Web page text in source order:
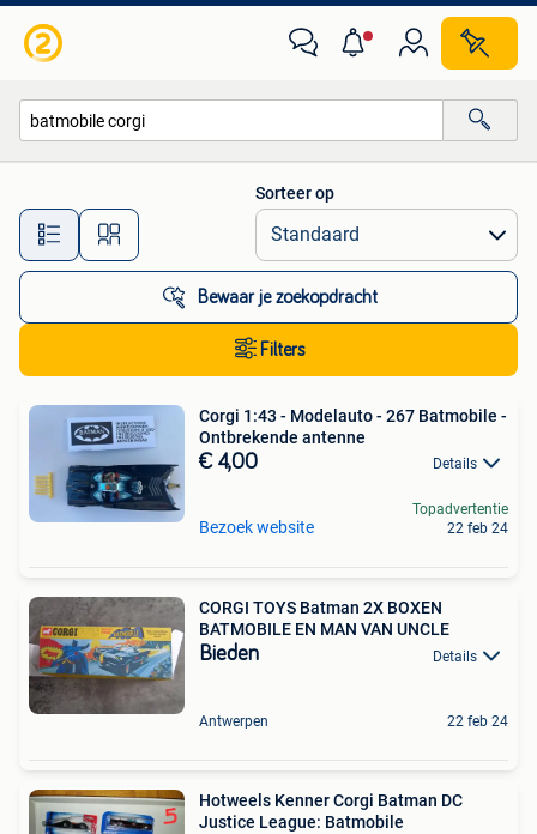
Alle afstanden…
Sorteer op
Bewaar je zoekopdracht
Filters
Corgi 1:43 - Modelauto - 267 Batmobile -
Ontbrekende antenne
€ 4,00 Details
Bezoek website
Topadvertentie
22 feb 24
CORGI TOYS Batman 2X BOXEN
BATMOBILE EN MAN VAN UNCLE
Bieden Details
Antwerpen 22 feb 24
Hotweels Kenner Corgi Batman DC
Justice League: Batmobile